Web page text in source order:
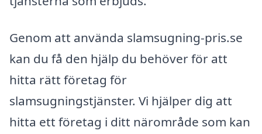
Genom att använda slamsugning-pris.se
kan du få den hjälp du behöver för att
hitta rätt företag för
slamsugningstjänster. Vi hjälper dig att
hitta ett företag i ditt närområde som kan